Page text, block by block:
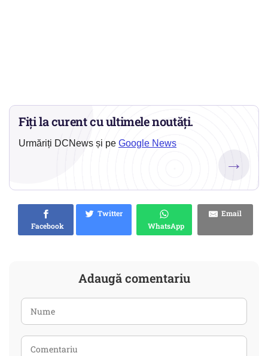
Fiți la curent cu ultimele noutăți.
Urmăriți DCNews și pe Google News
→
Facebook
Twitter
WhatsApp
Email
Adaugă comentariu